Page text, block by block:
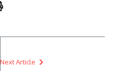
Next Article